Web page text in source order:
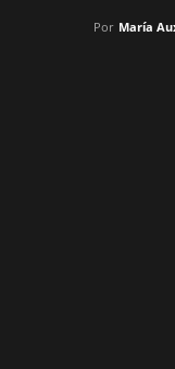
Por María